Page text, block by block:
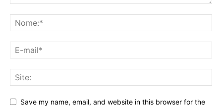
Save my name, email, and website in this browser for the